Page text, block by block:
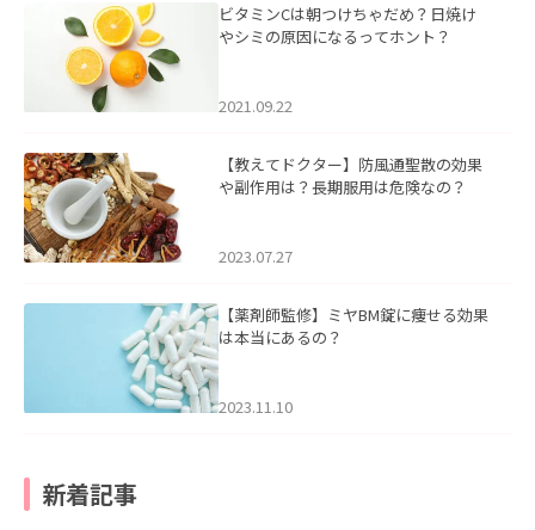
ビタミンCは朝つけちゃだめ？日焼け
やシミの原因になるってホント？
2021.09.22
【教えてドクター】防風通聖散の効果
や副作用は？長期服用は危険なの？
2023.07.27
【薬剤師監修】ミヤBM錠に痩せる効果
は本当にあるの？
2023.11.10
新着記事